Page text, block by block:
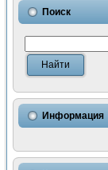
Поиск
Информация